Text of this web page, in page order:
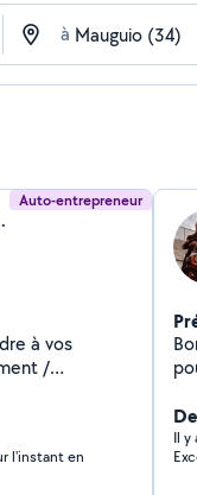
à
Auto-entrepreneur
à vos
l'instant en
Bonjour
Il y